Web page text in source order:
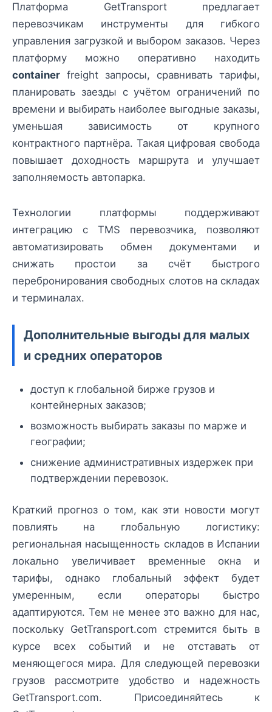
Платформа GetTransport предлагает
перевозчикам инструменты для гибкого
управления загрузкой и выбором заказов. Через
платформу можно оперативно находить
container freight запросы, сравнивать тарифы,
планировать заезды с учётом ограничений по
времени и выбирать наиболее выгодные заказы,
уменьшая зависимость от крупного
контрактного партнёра. Такая цифровая свобода
повышает доходность маршрута и улучшает
заполняемость автопарка.
Технологии платформы поддерживают
интеграцию с TMS перевозчика, позволяют
автоматизировать обмен документами и
снижать простои за счёт быстрого
перебронирования свободных слотов на складах
и терминалах.
Дополнительные выгоды для малых
и средних операторов
доступ к глобальной бирже грузов и
контейнерных заказов;
возможность выбирать заказы по марже и
географии;
снижение административных издержек при
подтверждении перевозок.
Краткий прогноз о том, как эти новости могут
повлиять на глобальную логистику:
региональная насыщенность складов в Испании
локально увеличивает временные окна и
тарифы, однако глобальный эффект будет
умеренным, если операторы быстро
адаптируются. Тем не менее это важно для нас,
поскольку GetTransport.com стремится быть в
курсе всех событий и не отставать от
меняющегося мира. Для следующей перевозки
грузов рассмотрите удобство и надежность
GetTransport.com. Присоединяйтесь к